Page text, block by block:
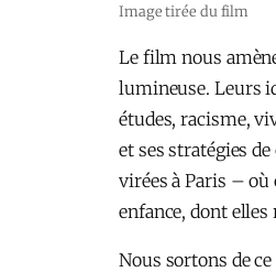
Image tirée du film
Le film nous
lumineuse. Leurs
études, racisme,
et ses stratégies
virées à Paris – où
enfance, dont
Nous sortons de